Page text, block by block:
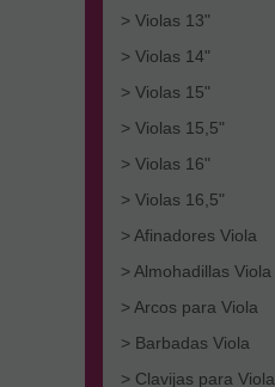
> Violas 13"
> Violas 14"
> Violas 15"
> Violas 15,5"
> Violas 16"
> Violas 16,5"
> Afinadores Viola
> Almohadillas Viola
> Arcos para Viola
> Barbadas Viola
> Clavijas para Viola